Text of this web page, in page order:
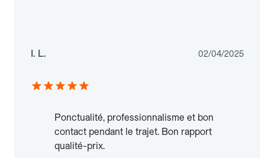
I. L. 02/04/2025
Ponctualité, professionnalisme et bon
contact pendant le trajet. Bon rapport
qualité-prix.